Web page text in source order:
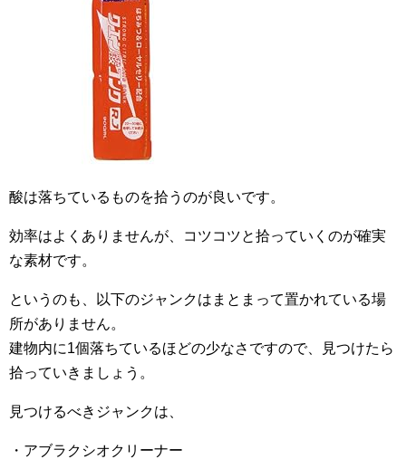
酸は落ちているものを拾うのが良いです。
効率はよくありませんが、コツコツと拾っていくのが確実
な素材です。
というのも、以下のジャンクはまとまって置かれている場
所がありません。
建物内に1個落ちているほどの少なさですので、見つけたら
拾っていきましょう。
見つけるべきジャンクは、
・アブラクシオクリーナー